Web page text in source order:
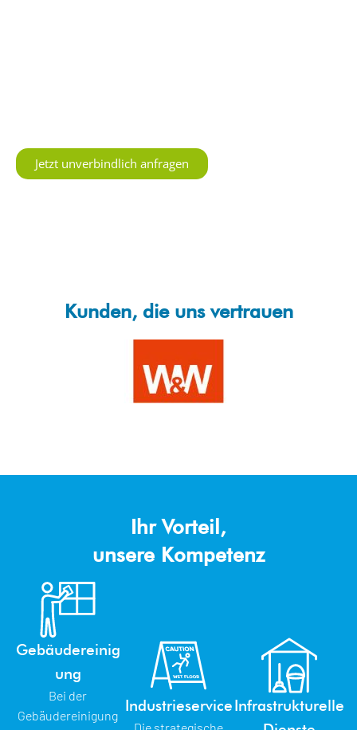
Jetzt unverbindlich anfragen
Kunden, die uns vertrauen
Ihr Vorteil,
unsere Kompetenz
Gebäudereinig
ung
Bei der
Gebäudereinigung
Industrieservice
Die strategische
Infrastrukturelle